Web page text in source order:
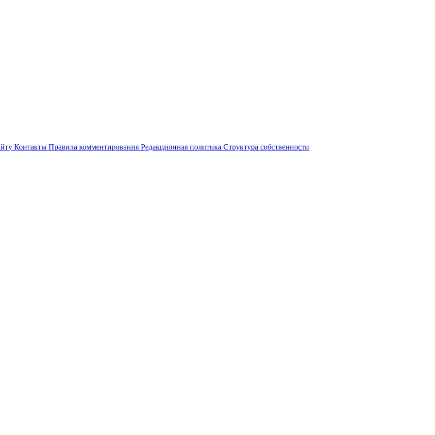
Контакты Правила комментирования Редакционная политика Структура собственности